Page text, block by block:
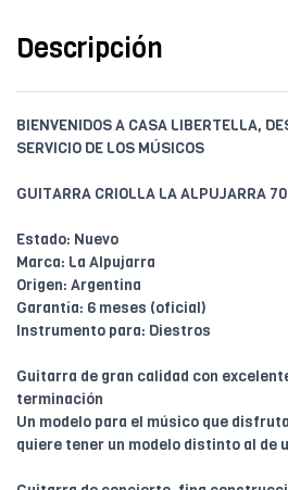
Descripción
BIENVENIDOS A CASA LIBERTELLA,
SERVICIO DE LOS MÚSICOS
GUITARRA CRIOLLA LA ALPUJARRA 70
Estado: Nuevo
Marca: La Alpujarra
Origen: Argentina
Garantía: 6 meses (oficial)
Instrumento para: Diestros
Guitarra de gran calidad con
terminación
Un modelo para el músico que
quiere tener un modelo distinto al de